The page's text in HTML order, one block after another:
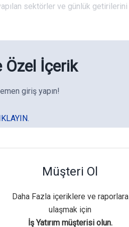
sektörler ve günlük getirilerini
Özel İçerik
giriş yapın!
Müşteri Ol
Daha Fazla içeriklere ve raporlara
ulaşmak için
İş Yatırım müşterisi olun.